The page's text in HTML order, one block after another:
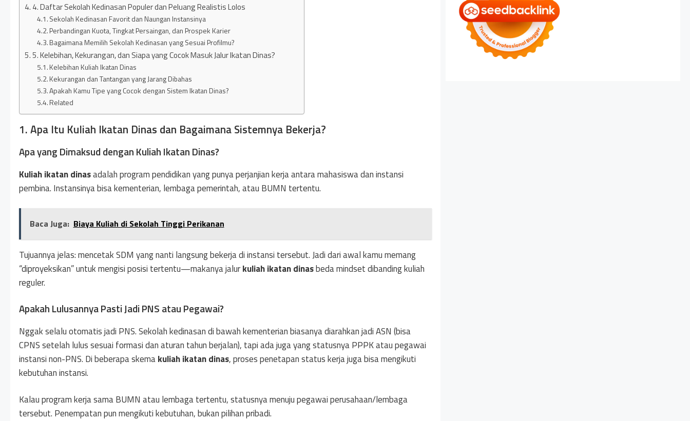
4. Daftar Sekolah Kedinasan Populer dan Peluang Realistis Lolos
Sekolah Kedinasan Favorit dan Naungan Instansinya
Perbandingan Kuota, Tingkat Persaingan, dan Prospek Karier
Bagaimana Memilih Sekolah Kedinasan yang Sesuai Profilmu?
5. Kelebihan, Kekurangan, dan Siapa yang Cocok Masuk Jalur Ikatan Dinas?
Kelebihan Kuliah Ikatan Dinas
Kekurangan dan Tantangan yang Jarang Dibahas
Apakah Kamu Tipe yang Cocok dengan Sistem Ikatan Dinas?
Related
1. Apa Itu Kuliah Ikatan Dinas dan Bagaimana Sistemnya Bekerja?
Apa yang Dimaksud dengan Kuliah Ikatan Dinas?
Kuliah ikatan dinasadalah program pendidikan yang punya perjanjian kerja antara mahasiswa dan instansi
pembina. Instansinya bisa kementerian, lembaga pemerintah, atau BUMN tertentu.
Baca Juga: Biaya Kuliah di Sekolah Tinggi Perikanan
Tujuannya jelas: mencetak SDM yang nanti langsung bekerja di instansi tersebut. Jadi dari awal kamu memang
“diproyeksikan” untuk mengisi posisi tertentu—makanya jalurkuliah ikatan dinasbeda mindset dibanding kuliah
reguler.
Apakah Lulusannya Pasti Jadi PNS atau Pegawai?
Nggak selalu otomatis jadi PNS. Sekolah kedinasan di bawah kementerian biasanya diarahkan jadi ASN (bisa
CPNS setelah lulus sesuai formasi dan aturan tahun berjalan), tapi ada juga yang statusnya PPPK atau pegawai
instansi non-PNS. Di beberapa skemakuliah ikatan dinas, proses penetapan status kerja juga bisa mengikuti
kebutuhan instansi.
Kalau program kerja sama BUMN atau lembaga tertentu, statusnya menuju pegawai perusahaan/lembaga
tersebut. Penempatan pun mengikuti kebutuhan, bukan pilihan pribadi.